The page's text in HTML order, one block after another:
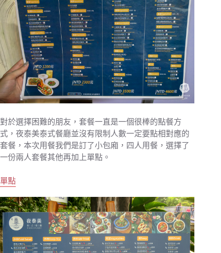
對於選擇困難的朋友，套餐一直是一個很棒的點餐方
式，夜泰美泰式餐廳並沒有限制人數一定要點相對應的
套餐，本次用餐我們是訂了小包廂，四人用餐，選擇了
一份兩人套餐其他再加上單點。
單點